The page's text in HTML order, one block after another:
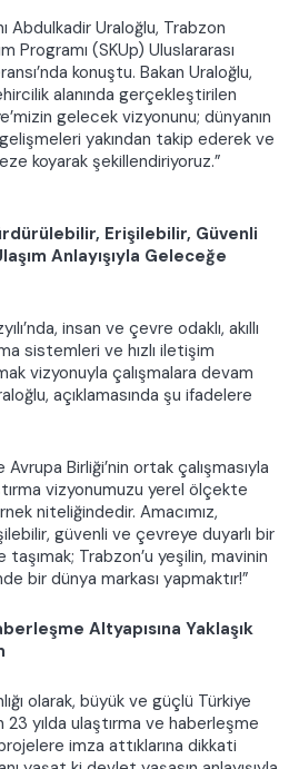
Abdulkadir Uraloğlu, Trabzon
Programı (SKUp) Uluslararası
konuştu. Bakan Uraloğlu,
alanında gerçekleştirilen
gelecek vizyonunu; dünyanın
yakından takip ederek ve
koyarak şekillendiriyoruz.”
Erişilebilir, Güvenli
Anlayışıyla Geleceğe
insan ve çevre odaklı, akıllı
sistemleri ve hızlı iletişim
vizyonuyla çalışmalara devam
açıklamasında şu ifadelere
Birliği’nin ortak çalışmasıyla
vizyonumuzu yerel ölçekte
niteliğindedir. Amacımız,
güvenli ve çevreye duyarlı bir
taşımak; Trabzon’u yeşilin, mavinin
bir dünya markası yapmaktır!”
Altyapısına Yaklaşık
olarak, büyük ve güçlü Türkiye
yılda ulaştırma ve haberleşme
imza attıklarına dikkati